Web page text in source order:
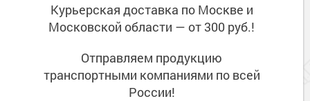
Курьерская доставка по Москве и
Московской области — от 300 руб.!
Отправляем продукцию
транспортными компаниями по всей
России!